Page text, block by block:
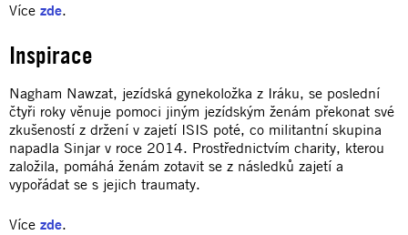
Více zde.
Inspirace
Nagham Nawzat, jezídská gynekoložka z Iráku, se poslední
čtyři roky věnuje pomoci jiným jezídským ženám překonat své
zkušeností z držení v zajetí ISIS poté, co militantní skupina
napadla Sinjar v roce 2014. Prostřednictvím charity, kterou
založila, pomáhá ženám zotavit se z následků zajetí a
vypořádat se s jejich traumaty.
Více zde.